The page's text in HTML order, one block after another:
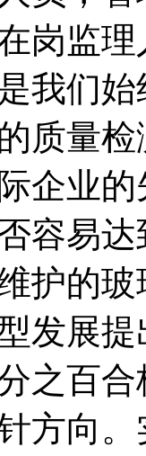
岗监
我们
质量
企业
容易
护的
发展
之百
方向